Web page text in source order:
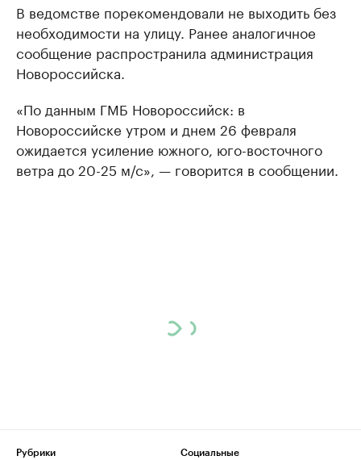
В ведомстве порекомендовали не выходить без
необходимости на улицу. Ранее аналогичное
сообщение распространила администрация
Новороссийска.
«По данным ГМБ Новороссийск: в
Новороссийске утром и днем 26 февраля
ожидается усиление южного, юго-восточного
ветра до 20-25 м/с», — говорится в сообщении.
Рубрики
Социальные